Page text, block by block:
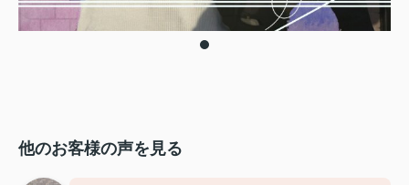
他のお客様の声を見る